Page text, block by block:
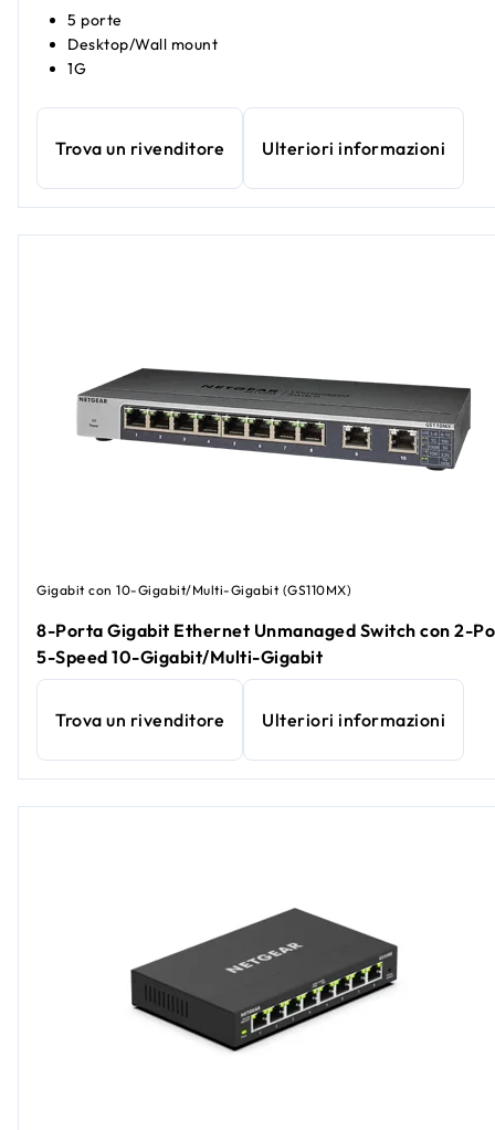
5 porte
Desktop/Wall mount
1G
Trova un rivenditore Ulteriori informazioni
Gigabit con 10-Gigabit/Multi-Gigabit (GS110MX)
8-Porta Gigabit Ethernet Unmanaged Switch con 2-
5-Speed 10-Gigabit/Multi-Gigabit
Trova un rivenditore Ulteriori informazioni